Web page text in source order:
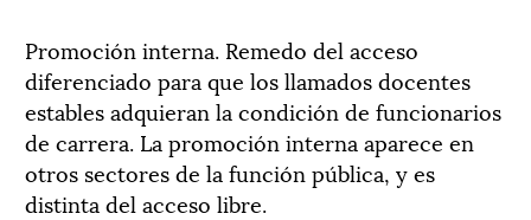
Promoción interna. Remedo del acceso
diferenciado para que los llamados docentes
estables adquieran la condición de funcionarios
de carrera. La promoción interna aparece en
otros sectores de la función pública, y es
distinta del acceso libre.